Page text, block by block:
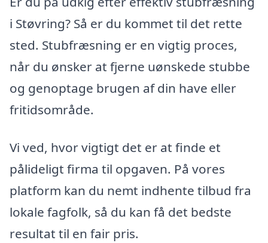
i Støvring? Så er du kommet til det rette
sted. Stubfræsning er en vigtig proces,
når du ønsker at fjerne uønskede stubbe
og genoptage brugen af din have eller
fritidsområde.
Vi ved, hvor vigtigt det er at finde et
pålideligt firma til opgaven. På vores
platform kan du nemt indhente tilbud fra
lokale fagfolk, så du kan få det bedste
resultat til en fair pris.